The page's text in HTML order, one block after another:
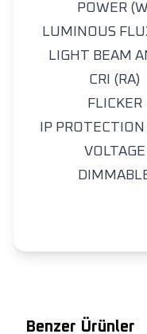
POWER
LUMINOUS
LIGHT BEAM
CRI (RA)
FLICKER
IP
VOLTAGE
Benzer Ürünler